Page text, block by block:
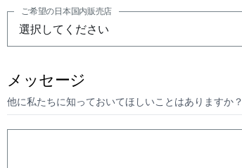
ご希望の日本国内販売店
メッセージ
他に私たちに知っておいてほしいことはありますか？